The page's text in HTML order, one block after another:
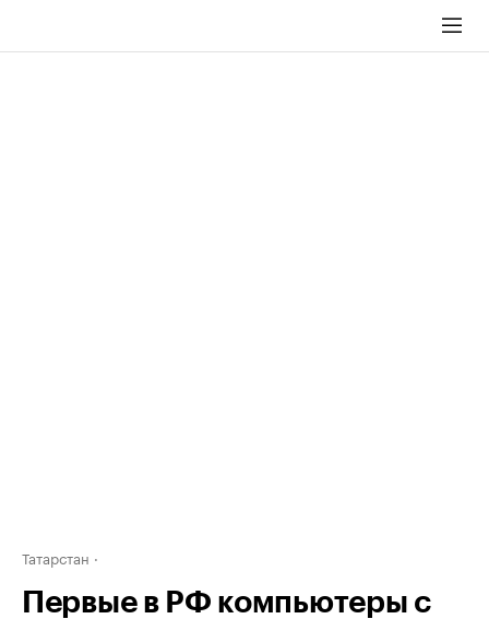
Татарстан
Первые в РФ компьютеры с